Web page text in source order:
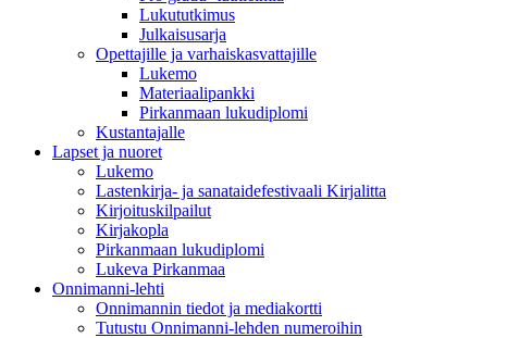
Lukututkimus
Julkaisusarja
Opettajille ja varhaiskasvattajille
Lukemo
Materiaalipankki
Pirkanmaan lukudiplomi
Kustantajalle
Lapset ja nuoret
Lukemo
Lastenkirja- ja sanataidefestivaali Kirjalitta
Kirjoituskilpailut
Kirjakopla
Pirkanmaan lukudiplomi
Lukeva Pirkanmaa
Onnimanni-lehti
Onnimannin tiedot ja mediakortti
Tutustu Onnimanni-lehden numeroihin